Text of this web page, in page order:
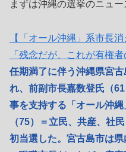
まずは沖縄の選挙のニュー
【「オール沖縄」系市長
「残念だが、これが有権者
任期満了に伴う沖縄県宮
れ、前副市長嘉数登氏（
事を支持する「オール沖
（75）＝立民、共産、社
初当選した。宮古島市は